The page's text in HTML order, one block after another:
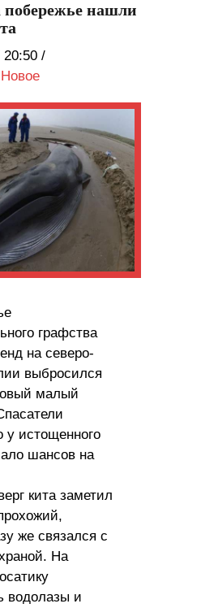
нашли
20:50 /
Новое
графства
на северо-
выбросился
малый
у истощенного
шансов на
кита заметил
же связался с
На
водолазы и